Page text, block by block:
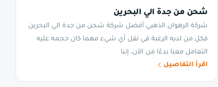
شحن من جدة الي البحرين
شركة الرهوان الذهبي أفضل شركة شحن من جدة الي البحرين
فكل من لديه الرغبة في نقل أي شيء مهما كان حجمه عليه
التعامل معنا بدءًا من الآن، إننا
اقرأ التفاصيل